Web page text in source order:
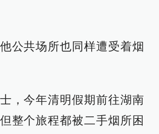
公共场所也同样遭受着烟
，今年清明假期前往湖南
整个旅程都被二手烟所困